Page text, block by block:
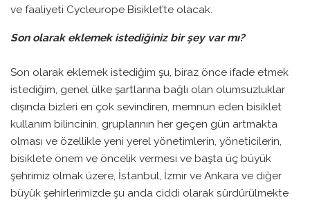
ve faaliyeti Cycleurope Bisiklet’te olacak.
Son olarak eklemek istediğiniz birşey var mı?
Son olarak eklemek istediğim şu, biraz önce ifade etmek
istediğim, genel ülke şartlarına bağlı olan olumsuzluklar
dışında bizleri en çok sevindiren, memnun eden bisiklet
kullanım bilincinin, gruplarının her geçen gün artmakta
olması ve özellikle yeni yerel yönetimlerin, yöneticilerin,
bisiklete önem ve öncelik vermesi ve başta üç büyük
şehrimiz olmak üzere, İstanbul, İzmir ve Ankara ve diğer
büyük şehirlerimizde şu anda ciddi olarak sürdürülmekte